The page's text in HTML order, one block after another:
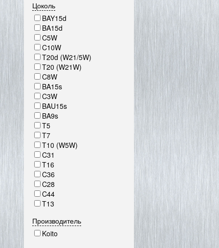
Цоколь
BAY15d
BA15d
C5W
C10W
T20d (W21/5W)
T20 (W21W)
C8W
BA15s
C3W
BAU15s
BA9s
T5
T7
T10 (W5W)
C31
T16
C36
C28
C44
T13
Производитель
Koito